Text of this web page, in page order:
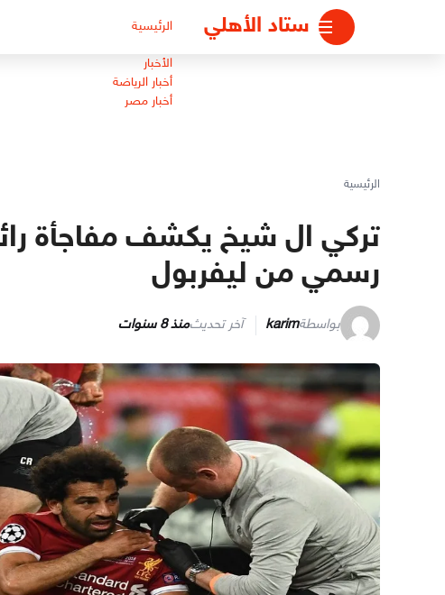
ستاد الأهلي الرئيسية
الأخبار
أخبار الرياضة
أخبار مصر
الرئيسية
تركي ال شيخ يكشف مفاجأة
رسمي من ليفربول
بواسطةkarim آخر تحديثمنذ 8 سنوات